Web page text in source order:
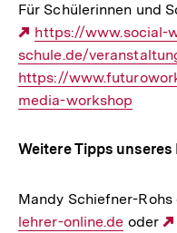
Für Schülerinnen und
Externer
Link:
https://www.social-
schule.de/
https://
media-workshop
Weitere Tipps
Mandy Schiefner-
lehrer-online.de oder